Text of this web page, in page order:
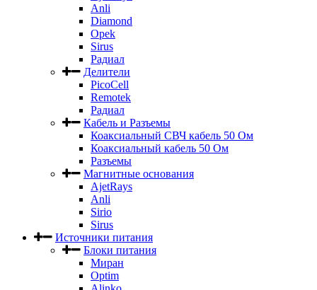
Anli
Diamond
Opek
Sirus
Радиал
Делители
PicoCell
Remotek
Радиал
Кабель и Разъемы
Коаксиальный СВЧ кабель 50 Ом
Коаксиальный кабель 50 Ом
Разъемы
Магнитные основания
AjetRays
Anli
Sirio
Sirus
Источники питания
Блоки питания
Миран
Optim